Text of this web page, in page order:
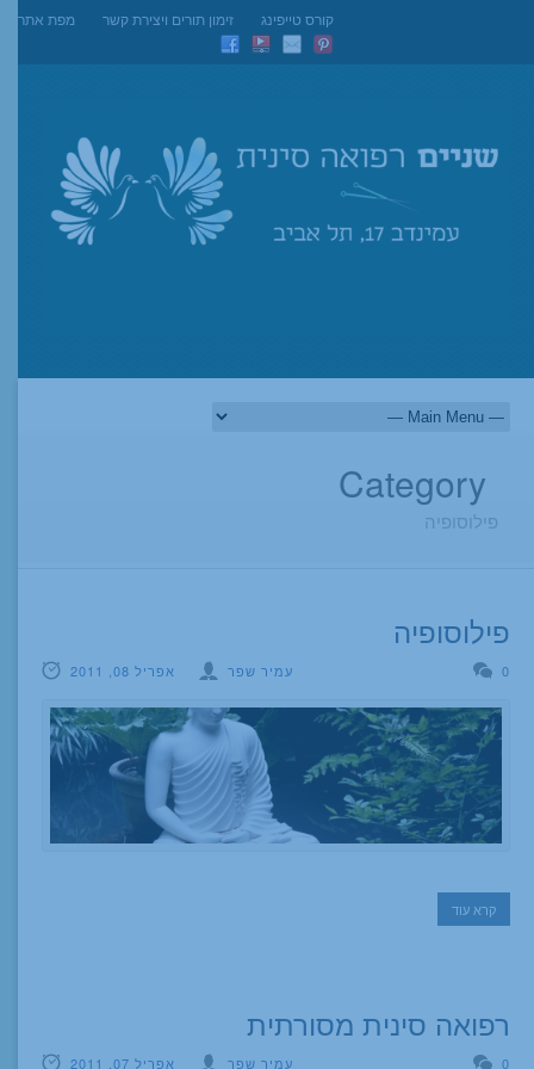
מפת אתר זימון תורים ויצירת קשר קורס טייפינג
Category
פילוסופיה
פילוסופיה
אפריל 08, 2011 עמיר שפר 0
קרא עוד
רפואה סינית מסורתית
אפריל 07, 2011 עמיר שפר 0